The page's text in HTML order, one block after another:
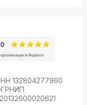
132804277960